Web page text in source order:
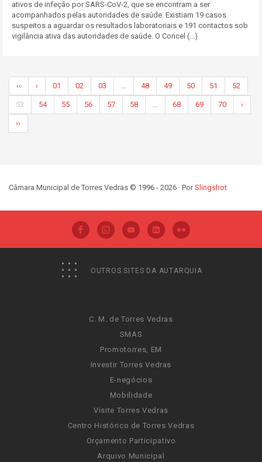
ativos de infeção por SARS-CoV-2, que se encontram a ser
acompanhados pelas autoridades de saúde. Existiam 19 casos
suspeitos a aguardar os resultados laboratoriais e 191 contactos sob
vigilância ativa das autoridades de saúde. O Concel (...)
‹‹ ‹ 01 02 03 … 48 49 50 51 52
53 54 55 56 57 58 … 68 69 70 ›
››
Câmara Municipal de Torres Vedras © 1996 - 2026 · PorSlingshot
OUTROS SITES DA AUTARQUIA
C. M. de Torres Vedras
SMAS
Promotorres, EM
Investir Torres Vedras
E-negócios
Mobilidade
Visite Torres Vedras
Centro Histórico de Torres Vedras
Orçamento Participativo
Arquivo Municipal